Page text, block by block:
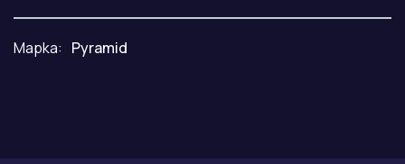
Марка: Pyramid